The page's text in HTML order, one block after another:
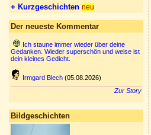
+ Kurzgeschichten neu
Der neueste Kommentar
Ich staune immer wieder über deine
Gedanken. Wieder superschön und weise ist
dein kleines Gedicht.
Irmgard Blech (05.08.2026)
Zur Story
Bildgeschichten